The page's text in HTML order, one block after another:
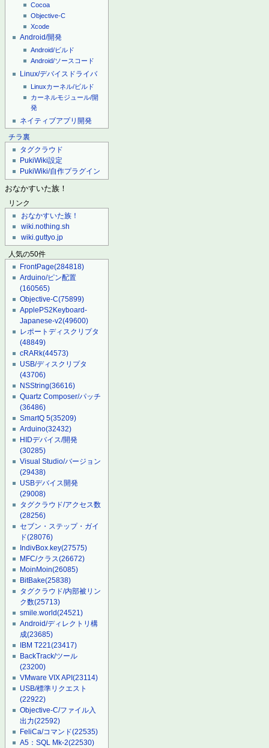
Cocoa
Objective-C
Xcode
Android/開発
Android/ビルド
Android/ソースコード
Linux/デバイスドライバ
Linuxカーネル/ビルド
カーネルモジュール/開
発
ネイティブアプリ開発
チラ裏
タグクラウド
PukiWiki設定
PukiWiki/自作プラグイン
おなかすいた族！
リンク
おなかすいた族！
wiki.nothing.sh
wiki.guttyo.jp
人気の50件
FrontPage(284818)
Arduino/ピン配置
(160565)
Objective-C(75899)
ApplePS2Keyboard-
Japanese-v2(49600)
レポートディスクリプタ
(48849)
cRARk(44573)
USB/ディスクリプタ
(43706)
NSString(36616)
Quartz Composer/パッチ
(36486)
SmartQ 5(35209)
Arduino(32432)
HIDデバイス/開発
(30285)
Visual Studio/バージョン
(29438)
USBデバイス開発
(29008)
タグクラウド/アクセス数
(28256)
セブン・ステップ・ガイ
ド(28076)
IndivBox.key(27575)
MFC/クラス(26672)
MoinMoin(26085)
BitBake(25838)
タグクラウド/内部被リン
ク数(25713)
smile.world(24521)
Android/ディレクトリ構
成(23685)
IBM T221(23417)
BackTrack/ツール
(23200)
VMware VIX API(23114)
USB/標準リクエスト
(22922)
Objective-C/ファイル入
出力(22592)
FeliCa/コマンド(22535)
A5：SQL Mk-2(22530)